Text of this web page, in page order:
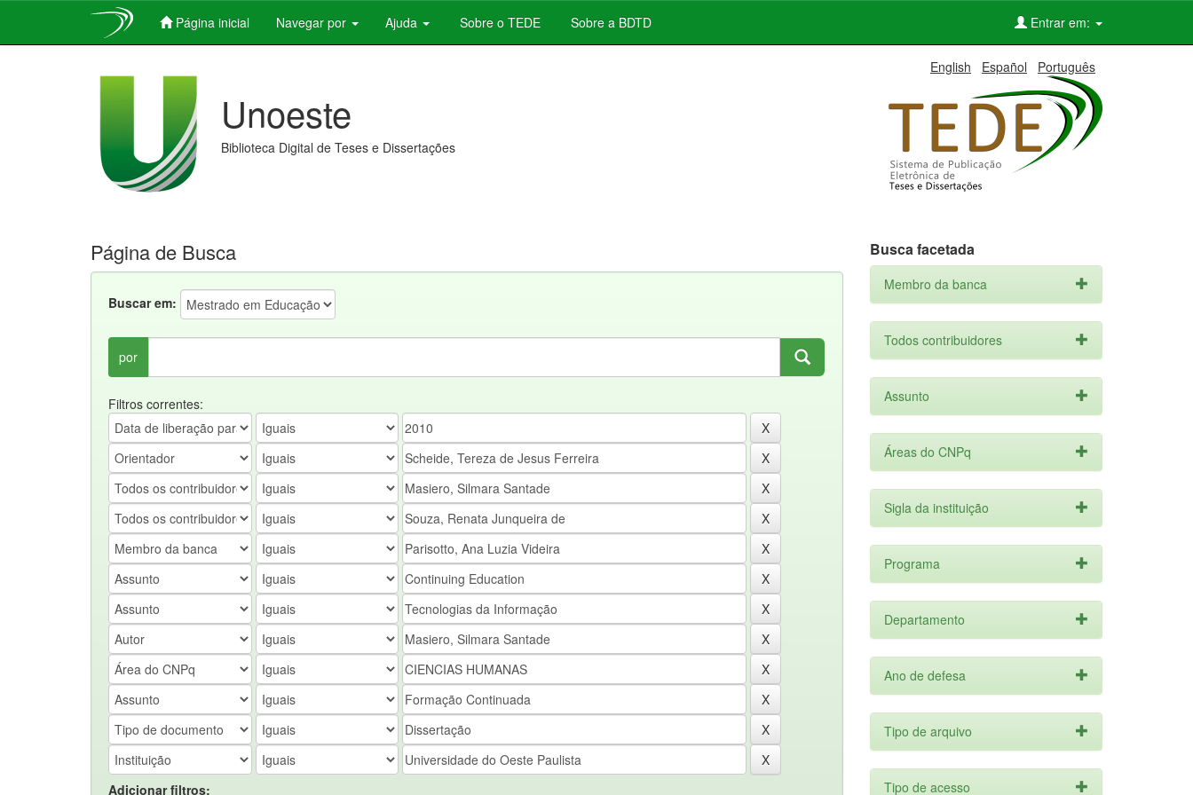
Página inicial Navegar por Ajuda Sobre o TEDE Sobre a BDTD Entrar em:
English Español Português
Unoeste
Biblioteca Digital de Teses e Dissertações
Página de Busca
Buscar em:
por
Filtros correntes:
Adicionar filtros:
Busca facetada
Membro da banca
Todos contribuidores
Assunto
Áreas do CNPq
Sigla da instituição
Programa
Departamento
Ano de defesa
Tipo de arquivo
Tipo de acesso